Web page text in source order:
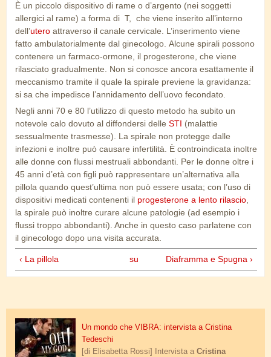
È un piccolo dispositivo di rame o d’argento (nei soggetti
allergici al rame) a forma di T, che viene inserito all’interno
dell’utero attraverso il canale cervicale. L’inserimento viene
fatto ambulatorialmente dal ginecologo. Alcune spirali possono
contenere un farmaco-ormone, il progesterone, che viene
rilasciato gradualmente. Non si conosce ancora esattamente il
meccanismo tramite il quale la spirale previene la gravidanza:
si sa che impedisce l’annidamento dell’uovo fecondato.
Negli anni 70 e 80 l’utilizzo di questo metodo ha subito un
notevole calo dovuto al diffondersi delle STI (malattie
sessualmente trasmesse). La spirale non protegge dalle
infezioni e inoltre può causare infertilità. È controindicata inoltre
alle donne con flussi mestruali abbondanti. Per le donne oltre i
45 anni d’età con figli può rappresentare un’alternativa alla
pillola quando quest’ultima non può essere usata; con l’uso di
dispositivi medicati contenenti il progesterone a lento rilascio
la spirale può inoltre curare alcune patologie (ad esempio i
flussi troppo abbondanti). Anche in questo caso parlatene con
il ginecologo dopo una visita accurata.
‹ La pillola su Diaframma e Spugna ›
hysteria.jpg
Un mondo che VIBRA: intervista a Cristina
Tedeschi
[di Elisabetta Rossi] Intervista a Cristina